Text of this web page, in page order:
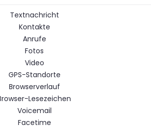
Textnachricht
Kontakte
Anrufe
Fotos
Video
GPS-Standorte
Browserverlauf
Lesezeichen
Voicemail
Facetime